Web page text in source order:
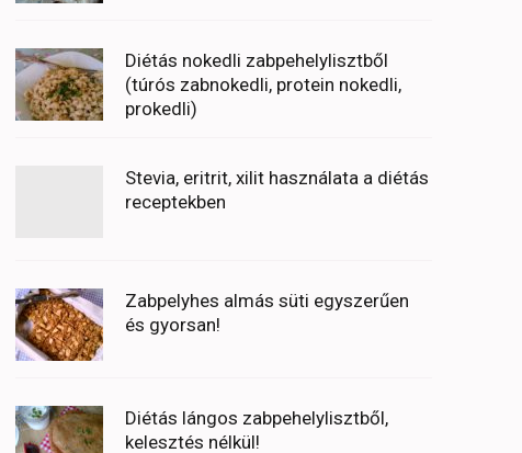
Diétás nokedli zabpehelylisztből
(túrós zabnokedli, protein nokedli,
prokedli)
Stevia, eritrit, xilit használata a diétás
receptekben
Zabpelyhes almás süti egyszerűen
és gyorsan!
Diétás lángos zabpehelylisztből,
kelesztés nélkül!